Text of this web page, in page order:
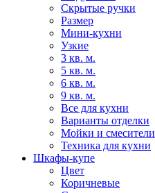
Скрытые ручки
Размер
Мини-кухни
Узкие
3 кв. м.
5 кв. м.
6 кв. м.
9 кв. м.
Все для кухни
Варианты отделки
Мойки и смесители
Техника для кухни
Шкафы-купе
Цвет
Коричневые